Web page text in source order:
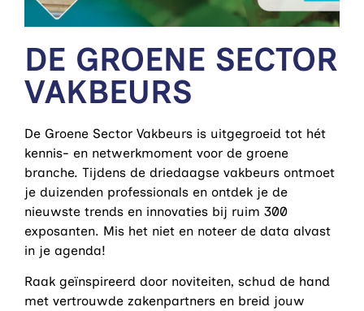
DE GROENE SECTOR
VAKBEURS
De Groene Sector Vakbeurs is uitgegroeid tot hét
kennis- en netwerkmoment voor de groene
branche. Tijdens de driedaagse vakbeurs ontmoet
je duizenden professionals en ontdek je de
nieuwste trends en innovaties bij ruim 300
exposanten. Mis het niet en noteer de data alvast
in je agenda!
Raak geïnspireerd door noviteiten, schud de hand
met vertrouwde zakenpartners en breid jouw